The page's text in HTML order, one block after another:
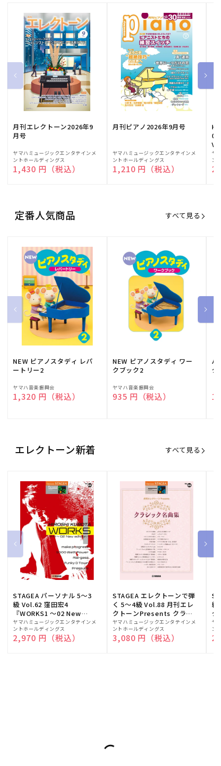
月刊エレクトーン2026年9
月号
販
売
元:
ヤマハミュージックエンタテインメ
ントホールディングス
通常価格
1,430 円（税込）
月刊ピアノ2026年9月号
販
売
元:
ヤマハミュージックエンタテインメ
ントホールディングス
通常価格
1,210 円（税込）
販
売
元:
ヤ
ン
定番人気商品 すべて見る
NEW ピアノスタディ レパ
ートリー2
販
売
ヤマハ音楽振興会
通常価格
1,320 円（税込）
NEW ピアノスタディ ワー
クブック2
販
売
ヤマハ音楽振興会
通常価格
935 円（税込）
バ
ク
売
エレクトーン新着 すべて見る
STAGEA パーソナル 5～3
級 Vol.62 窪田宏4
『WORKS1 ～02 New
edition～』
販
売
元:
ヤマハミュージックエンタテインメ
ントホールディングス
通常価格
2,970 円（税込）
STAGEA エレクトーンで弾
く 5～4級 Vol.88 月刊エレ
クトーンPresents クラシ
ック名曲集
販
売
元:
ヤマハミュージックエンタテインメ
ントホールディングス
通常価格
3,080 円（税込）
級
ク
販
売
元:
ヤ
ン